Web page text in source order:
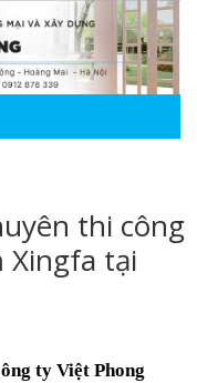
thi công
Xingfa tại
ty Việt Phong